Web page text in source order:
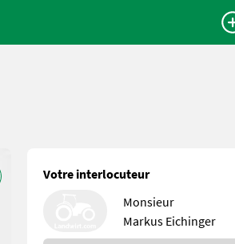
Votre interlocuteur
Monsieur
Markus Eichinger